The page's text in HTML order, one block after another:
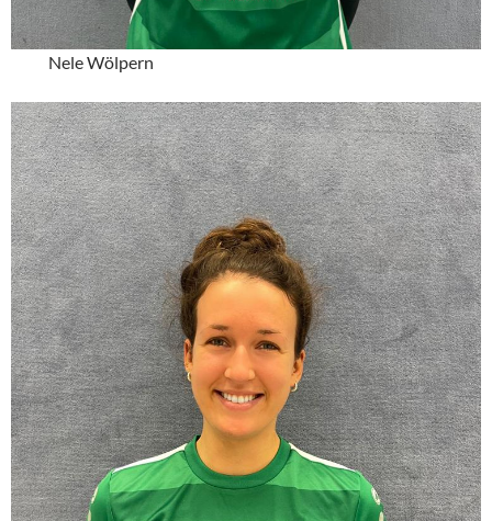
Nele Wölpern